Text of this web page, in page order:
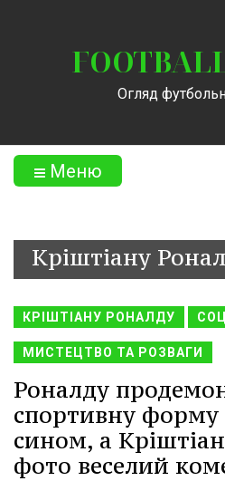
Огляд
Меню
Кріштіану
КРІШТІАНУ РОНАЛДУ
МИСТЕЦТВО ТА РОЗВАГИ
Роналду
спортивну форму
сином, а
фото веселий